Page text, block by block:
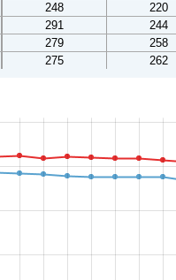
248 220
291 244
279 258
275 262